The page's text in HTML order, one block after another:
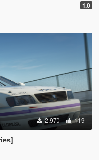
1.0
2,970 119